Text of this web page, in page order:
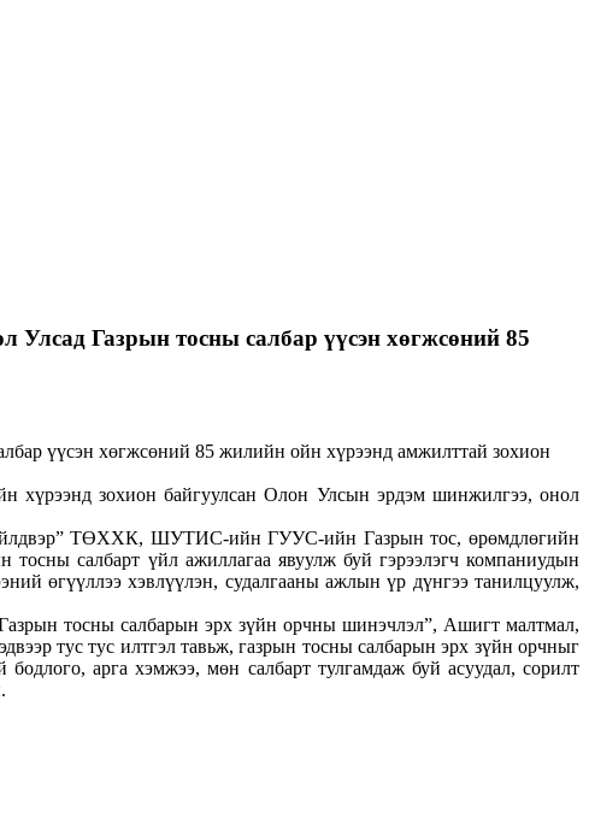
Газрын тосны салбар үүсэн хөгжсөний 85
хүрээнд зохион байгуулсан Олон Улсын эрдэм шинжилгээ, онол
үйлдвэр” ТӨХХК, ШУТИС-ийн ГУУС-ийн Газрын тос, өрөмдлөгийн
тосны салбарт үйл ажиллагаа явуулж буй гэрээлэгч компаниудын
өгүүллээ хэвлүүлэн, судалгааны ажлын үр дүнгээ танилцуулж,
тосны салбарын эрх зүйн орчны шинэчлэл”, Ашигт малтмал,
тус тус илтгэл тавьж, газрын тосны салбарын эрх зүйн орчныг
арга хэмжээ, мөн салбарт тулгамдаж буй асуудал, сорилт